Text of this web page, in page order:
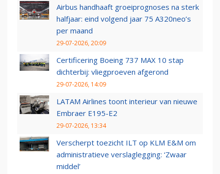
Airbus handhaaft groeiprognoses na sterk
halfjaar: eind volgend jaar 75 A320neo’s
per maand
29-07-2026, 20:09
Certificering Boeing 737 MAX 10 stap
dichterbij: vliegproeven afgerond
29-07-2026, 14:09
LATAM Airlines toont interieur van nieuwe
Embraer E195-E2
29-07-2026, 13:34
Verscherpt toezicht ILT op KLM E&M om
administratieve verslaglegging: ‘Zwaar
middel’